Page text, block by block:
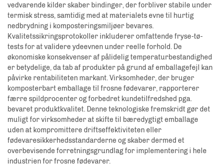
vedvarende kilder skaber bindinger, der forbliver stabile under
termisk stress, samtidig med at materialets evne til hurtig
nedbrydning i komposteringsmiljøer bevares.
Kvalitetssikringsprotokoller inkluderer omfattende fryse-tø-
tests for at validere ydeevnen under reelle forhold. De
økonomiske konsekvenser af pålidelig temperaturbestandighed
er betydelige, da tab af produkter på grund af emballagefejl kan
påvirke rentabiliteten markant. Virksomheder, der bruger
komposterbart emballage til frosne fødevarer, rapporterer
færre spildprocenter og forbedret kundetilfredshed pga.
bevaret produktkvalitet. Denne teknologiske fremskridt gør det
muligt for virksomheder at skifte til bæredygtigt emballage
uden at kompromittere driftseffektiviteten eller
fødevaresikkerhedsstandarderne og skaber dermed et
overbevisende forretningsgrundlag for implementering i hele
industrien for frosne fødevarer.